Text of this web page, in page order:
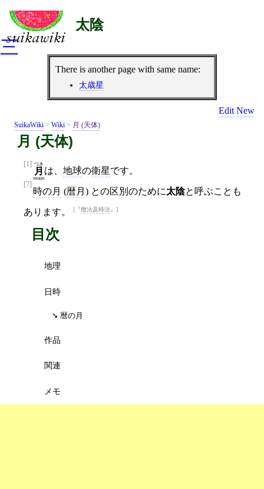
太陰
There is another page with same name:
太歳星
Edit New
SuikaWiki > Wiki > 月 (天体)
月 (天体)
[1]
月
つき
moon
は、 地球の衛星です。
[7]
時の月 (暦月 ) との区別のために太陰と呼ぶことも
あります。 暦法及時法
目次
地理
日時
暦の月
作品
関連
メモ
三